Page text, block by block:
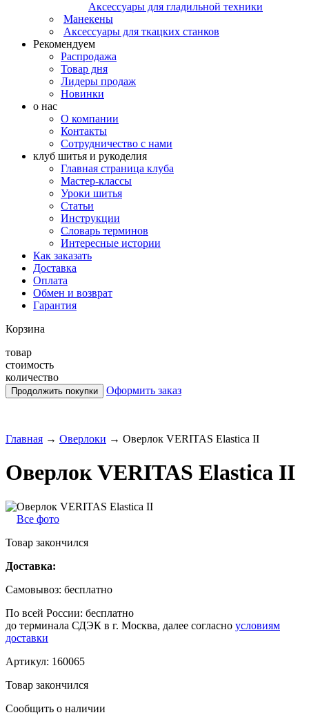
Аксессуары для гладильной техники
Манекены
Аксессуары для ткацких станков
Рекомендуем
Распродажа
Товар дня
Лидеры продаж
Новинки
о нас
О компании
Контакты
Сотрудничество с нами
клуб шитья и рукоделия
Главная страница клуба
Мастер-классы
Уроки шитья
Статьи
Инструкции
Словарь терминов
Интересные истории
Как заказать
Доставка
Оплата
Обмен и возврат
Гарантия
Корзина
товар
стоимость
количество
Оформить заказ
Главная → Оверлоки → Оверлок VERITAS Elastica II
Оверлок VERITAS Elastica II
Все фото
Товар закончился
Доставка:
Самовывоз: бесплатно
По всей России: бесплатно
до терминала СДЭК в г. Москва, далее согласно условиям
доставки
Артикул: 160065
Товар закончился
Сообщить о наличии